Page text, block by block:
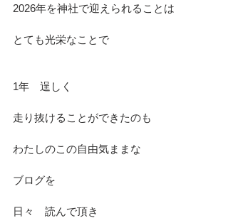
2026年を神社で迎えられることは
とても光栄なことで
1年　逞しく
走り抜けることができたのも
わたしのこの自由気ままな
ブログを
日々　読んで頂き